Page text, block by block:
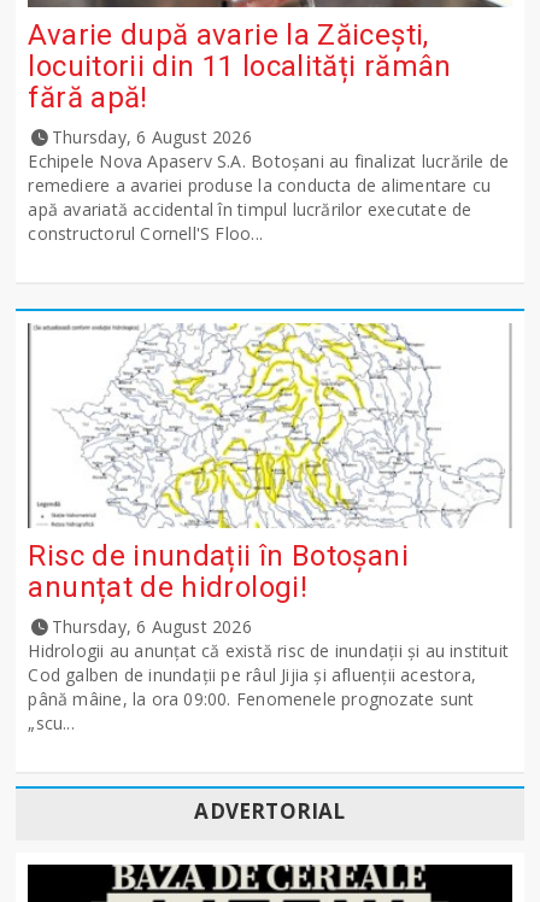
Avarie după avarie la Zăicești,
locuitorii din 11 localități rămân
fără apă!
Thursday, 6 August 2026
Echipele Nova Apaserv S.A. Botoșani au finalizat lucrările de
remediere a avariei produse la conducta de alimentare cu
apă avariată accidental în timpul lucrărilor executate de
constructorul Cornell'S Floo...
Risc de inundații în Botoșani
anunțat de hidrologi!
Thursday, 6 August 2026
Hidrologii au anunțat că există risc de inundații și au instituit
Cod galben de inundații pe râul Jijia și afluenții acestora,
până mâine, la ora 09:00. Fenomenele prognozate sunt
„scu...
ADVERTORIAL